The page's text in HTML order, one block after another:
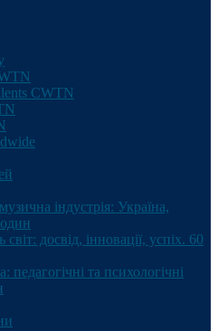
CWTN
індустрія: Україна,
досвід, інновації, успіх. 60
педагогічні та психологічні